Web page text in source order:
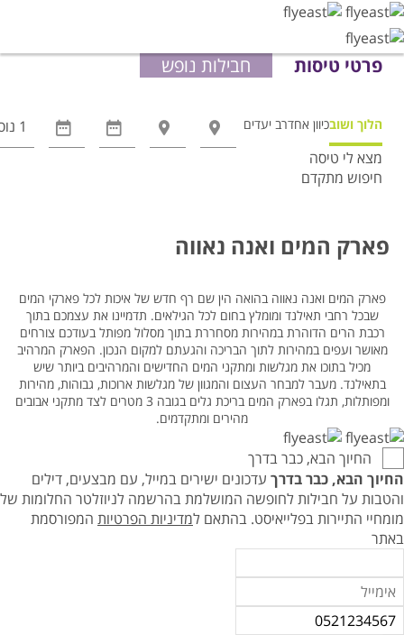
פרטי טיסות חבילות נופש
הלוך ושובכיוון אחדרב יעדים
מצא לי טיסה
חיפוש מתקדם
הנוספות
מוצגות
הכפתור
פארק המים ואנה נאווה
פארק המים ואנה נאווה בהואה הין שם רף חדש של איכות לכל פארקי המים
שבכל רחבי תאילנד ומומלץ בחום לכל הגילאים. תדמיינו את עצמכם בתוך
רכבת הרים הדוהרת במהירות מסחררת בתוך מסלול מפותל בעודכם צורחים
מאושר ועפים במהירות לתוך הבריכה והגעתם למקום הנכון. הפארק המרהיב
מכיל בתוכו את מגלשות ומתקני המים החדישים והמרהיבים ביותר שיש
בתאילנד. מעבר למבחר העצום והמגוון של מגלשות ארוכות, גבוהות, מהירות
ומפותלות, תגלו בפארק המים בריכת גלים בגובה 3 מטרים לצד מתקני אבובים
מהירים ומתקדמים.
החיוך הבא, כבר בדרך
החיוך הבא, כבר בדרך עדכונים ישירים במייל, עם מבצעים, דילים
והטבות על חבילות לחופשה המושלמת בהרשמה לניוזלטר החלומות של
מומחיי התיירות בפלייאיסט. בהתאם למדיניות הפרטיות המפורסמת
באתר